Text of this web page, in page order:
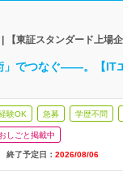
【東証スタンダード上場
」でつなぐ――。【IT
験OK 急募 学歴不問
しごと掲載中
終了予定日： 2026/08/06